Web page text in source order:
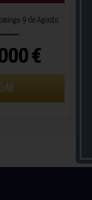
9 de Agosto
€